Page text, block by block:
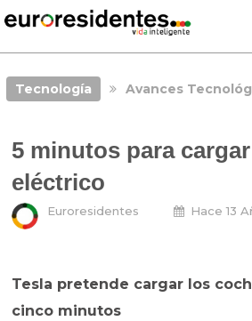
Tecnología Avances
5 minutos para
eléctrico
Euroresidentes Hace 13
Tesla pretende cargar los
cinco minutos